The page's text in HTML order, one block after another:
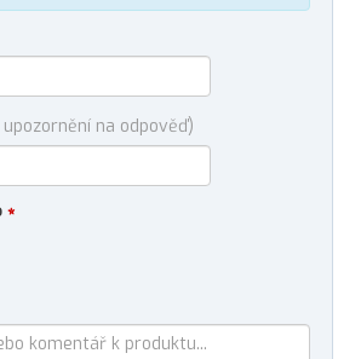
na odpověď)
*